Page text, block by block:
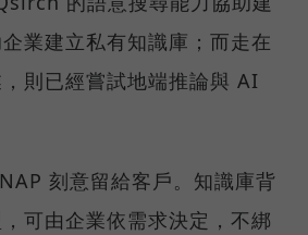
業建立私有知識庫；而走在
則已經嘗試地端推論與 AI
刻意留給客戶。知識庫背
可由企業依需求決定，不綁